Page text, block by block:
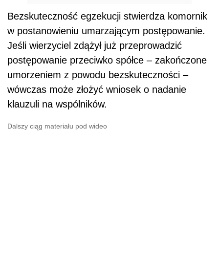
Bezskuteczność egzekucji stwierdza komornik
w postanowieniu umarzającym postępowanie.
Jeśli wierzyciel zdążył już przeprowadzić
postępowanie przeciwko spółce – zakończone
umorzeniem z powodu bezskuteczności –
wówczas może złożyć wniosek o nadanie
klauzuli na wspólników.
Dalszy ciąg materiału pod wideo